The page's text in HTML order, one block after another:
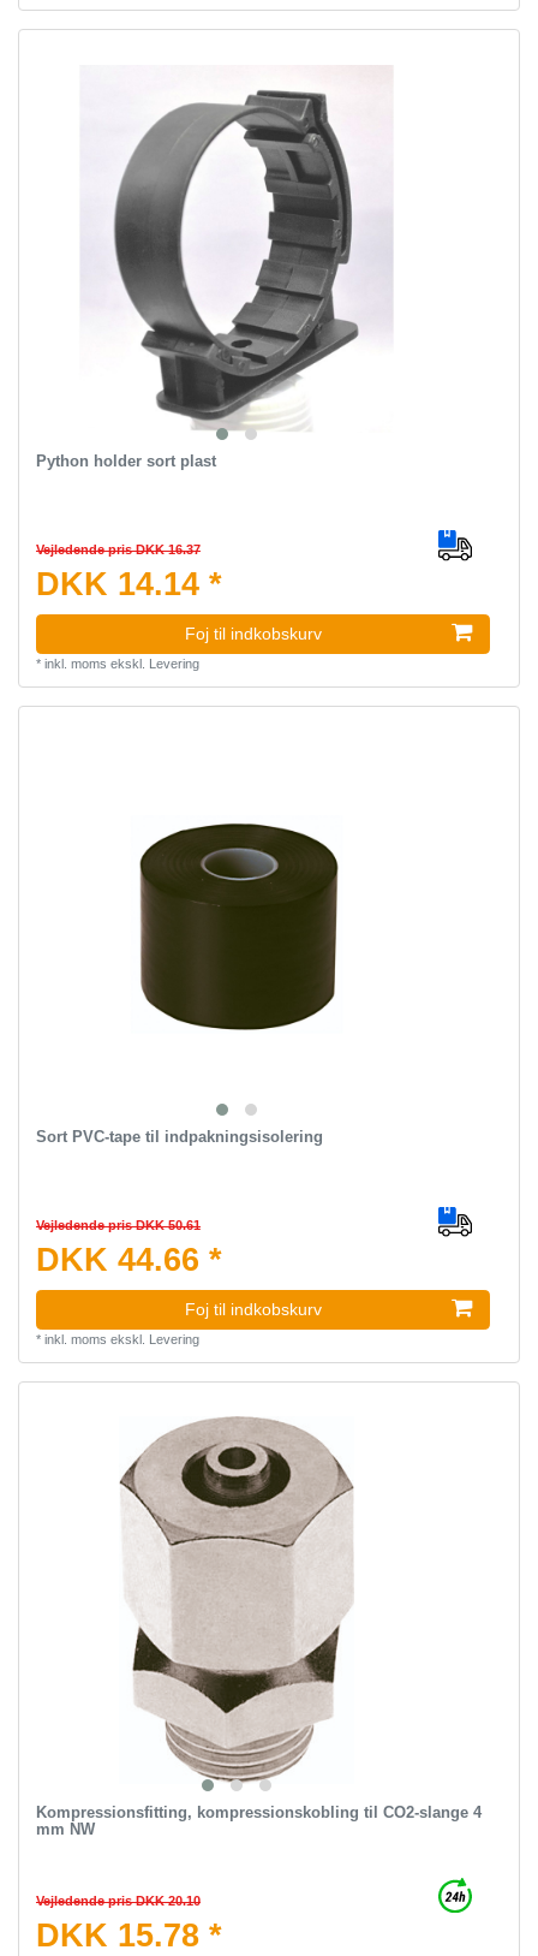
Python holder sort plast
Vejledende pris DKK 16.37
DKK 14.14 *
Foj til indkobskurv
* inkl. moms ekskl. Levering
Sort PVC-tape til indpakningsisolering
Vejledende pris DKK 50.61
DKK 44.66 *
Foj til indkobskurv
* inkl. moms ekskl. Levering
Kompressionsfitting, kompressionskobling til CO2-slange 4
mm NW
Vejledende pris DKK 20.10
DKK 15.78 *